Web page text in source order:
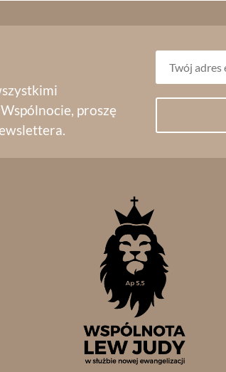
proszę